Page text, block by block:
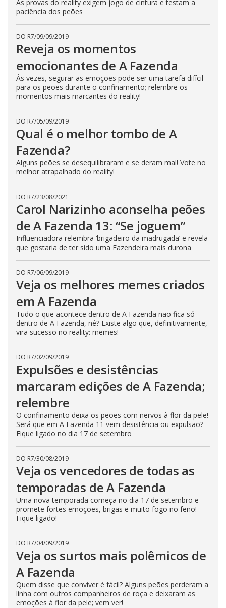
As provas do reality exigem jogo de cintura e testam a
paciência dos peões
DO R7/09/09/2019
Reveja os momentos
emocionantes de A Fazenda
Ás vezes, segurar as emoções pode ser uma tarefa difícil
para os peões durante o confinamento; relembre os
momentos mais marcantes do reality!
DO R7/05/09/2019
Qual é o melhor tombo de A
Fazenda?
Alguns peões se desequilibraram e se deram mal! Vote no
melhor atrapalhado do reality!
DO R7/23/08/2021
Carol Narizinho aconselha peões
de A Fazenda 13: “Se joguem”
Influenciadora relembra ‘brigadeiro da madrugada’ e revela
que gostaria de ter sido uma Fazendeira mais durona
DO R7/06/09/2019
Veja os melhores memes criados
em A Fazenda
Tudo o que acontece dentro de A Fazenda não fica só
dentro de A Fazenda, né? Existe algo que, definitivamente,
vira sucesso no reality: memes!
DO R7/02/09/2019
Expulsões e desistências
marcaram edições de A Fazenda;
relembre
O confinamento deixa os peões com nervos à flor da pele!
Será que em A Fazenda 11 vem desistência ou expulsão?
Fique ligado no dia 17 de setembro
DO R7/30/08/2019
Veja os vencedores de todas as
temporadas de A Fazenda
Uma nova temporada começa no dia 17 de setembro e
promete fortes emoções, brigas e muito fogo no feno!
Fique ligado!
DO R7/04/09/2019
Veja os surtos mais polêmicos de
A Fazenda
Quem disse que conviver é fácil? Alguns peões perderam a
linha com outros companheiros de roça e deixaram as
emoções à flor da pele; vem ver!